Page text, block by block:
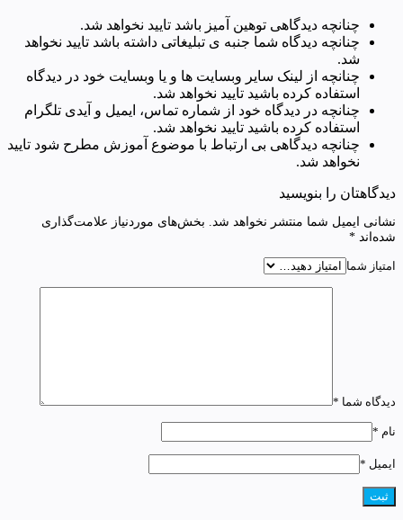
چنانچه دیدگاهی توهین آمیز باشد تایید نخواهد شد.
چنانچه دیدگاه شما جنبه ی تبلیغاتی داشته باشد تایید نخواهد
شد.
چنانچه از لینک سایر وبسایت ها و یا وبسایت خود در دیدگاه
استفاده کرده باشید تایید نخواهد شد.
چنانچه در دیدگاه خود از شماره تماس، ایمیل و آیدی تلگرام
استفاده کرده باشید تایید نخواهد شد.
چنانچه دیدگاهی بی ارتباط با موضوع آموزش مطرح شود تایید
نخواهد شد.
دیدگاهتان را بنویسید
نشانی ایمیل شما منتشر نخواهد شد.
بخش‌های موردنیاز علامت‌گذاری
شده‌اند *
امتیاز شما
دیدگاه شما *
نام *
ایمیل *